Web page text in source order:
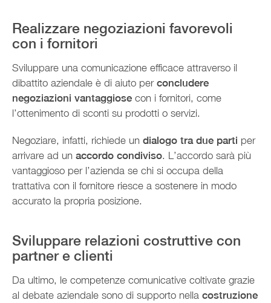
Realizzare negoziazioni favorevoli
con i fornitori
Sviluppare una comunicazione efficace attraverso il
dibattito aziendale è di aiuto per concludere
negoziazioni vantaggiose con i fornitori, come
l’ottenimento di sconti su prodotti o servizi.
Negoziare, infatti, richiede un dialogo tra due parti per
arrivare ad un accordo condiviso. L’accordo sarà più
vantaggioso per l’azienda se chi si occupa della
trattativa con il fornitore riesce a sostenere in modo
accurato la propria posizione.
Sviluppare relazioni costruttive con
partner e clienti
Da ultimo, le competenze comunicative coltivate grazie
al debate aziendale sono di supporto nella costruzione